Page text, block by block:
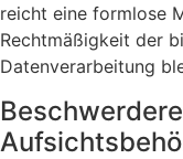
reicht eine formlose
Rechtmäßigkeit der
Datenverarbeitung